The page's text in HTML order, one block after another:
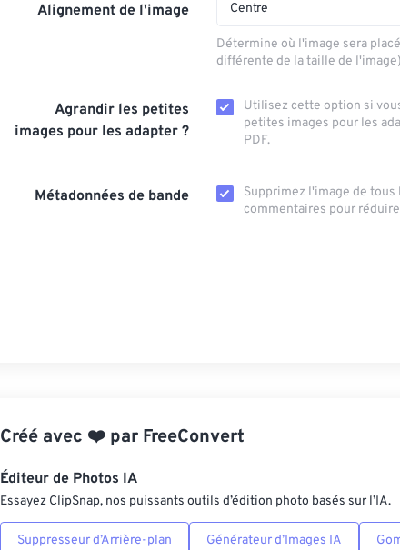
Alignement de l'image Centre
Détermine où l'image sera
différente de la taille de l'image)
Agrandir les petites
images pour les adapter ?
Utilisez cette option si
petites images pour les
PDF.
Métadonnées de bande
Supprimez l'image de tous
commentaires pour
Créé avec ❤️ par FreeConvert
Éditeur de Photos IA
Essayez ClipSnap, nos puissants outils d’édition photo basés sur l’IA.
Suppresseur d’Arrière-plan Générateur d’Images IA